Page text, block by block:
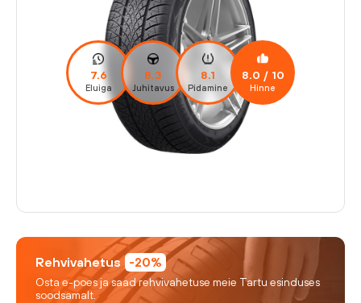
7.6
Eluiga
8.3
Juhitavus
8.1
Pidamine
8.0 / 10
Hinne
Rehvivahetus -20%
Osta e-poes ja saad rehvivahetuse meie Tartu esinduses
soodsamalt.